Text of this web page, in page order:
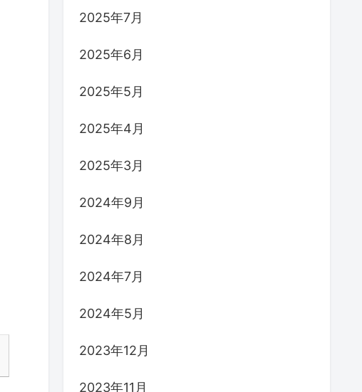
2025年7月
2025年6月
2025年5月
2025年4月
2025年3月
2024年9月
2024年8月
2024年7月
2024年5月
2023年12月
2023年11月